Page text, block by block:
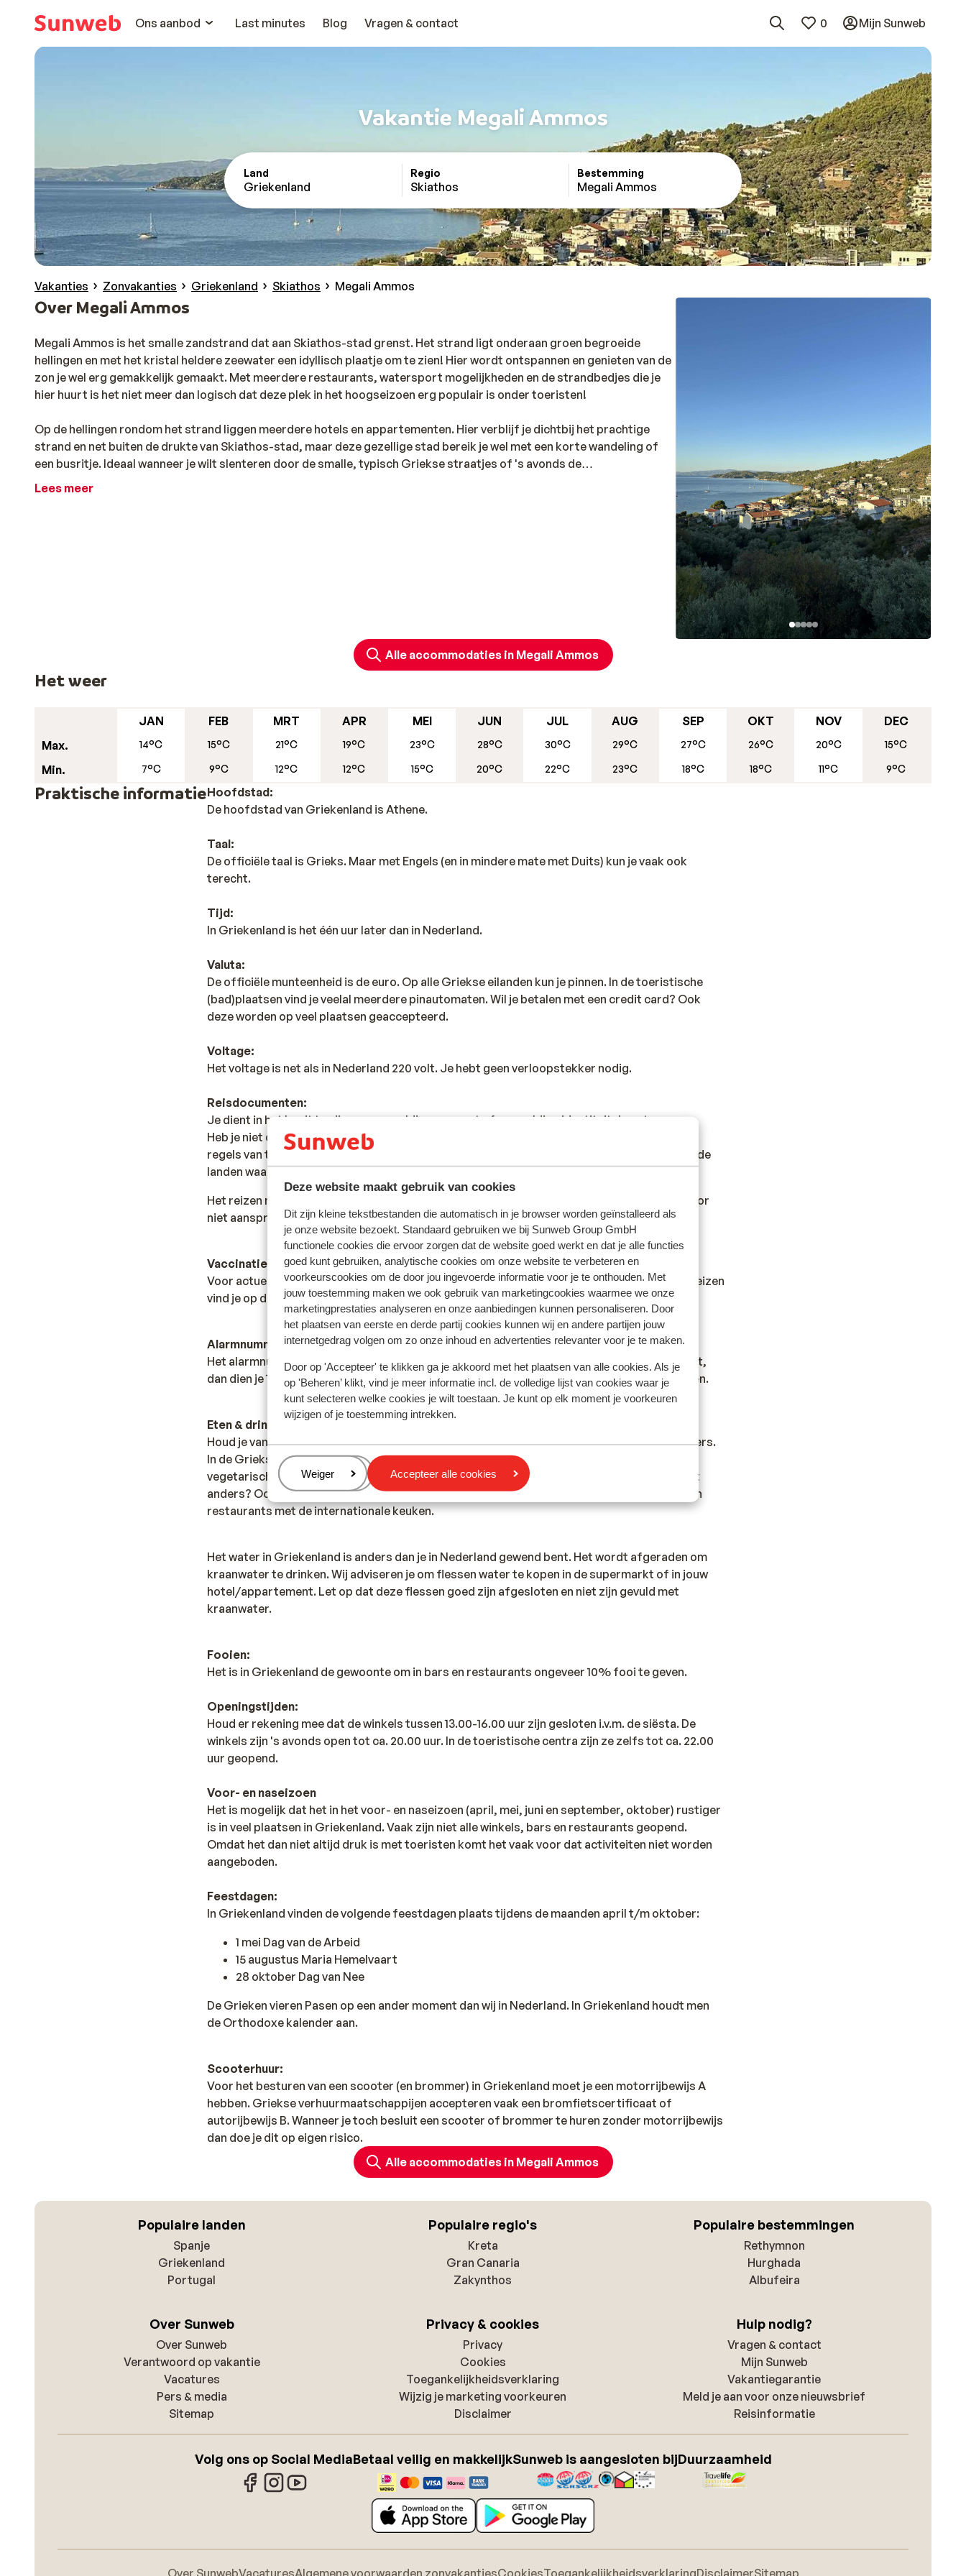
Deze website maakt gebruik van cookies
Dit zijn kleine tekstbestanden die automatisch in je browser worden geïnstalleerd als
je onze website bezoekt. Standaard gebruiken we bij Sunweb Group GmbH
functionele cookies die ervoor zorgen dat de website goed werkt en dat je alle functies
goed kunt gebruiken, analytische cookies om onze website te verbeteren en
voorkeurscookies om de door jou ingevoerde informatie voor je te onthouden. Met
jouw toestemming maken we ook gebruik van marketingcookies waarmee we onze
marketingprestaties analyseren en onze aanbiedingen kunnen personaliseren. Door
het plaatsen van eerste en derde partij cookies kunnen wij en andere partijen jouw
internetgedrag volgen om zo onze inhoud en advertenties relevanter voor je te maken.
Door op 'Accepteer' te klikken ga je akkoord met het plaatsen van alle cookies. Als je
op 'Beheren’ klikt, vind je meer informatie incl. de volledige lijst van cookies waar je
kunt selecteren welke cookies je wilt toestaan. Je kunt op elk moment je voorkeuren
wijzigen of je toestemming intrekken.
Beheren
Weiger Accepteer alle cookies
Ons aanbod
Last minutes Blog Vragen & contact 0 Mijn Sunweb
Vakantie Megali Ammos
Land
Griekenland
Regio
Skiathos
Bestemming
Megali Ammos
Vakanties Zonvakanties Griekenland Skiathos Megali Ammos
Over Megali Ammos
Megali Ammos is het smalle zandstrand dat aan Skiathos-stad grenst. Het strand ligt onderaan groen begroeide
hellingen en met het kristal heldere zeewater een idyllisch plaatje om te zien! Hier wordt ontspannen en genieten van de
zon je wel erg gemakkelijk gemaakt. Met meerdere restaurants, watersport mogelijkheden en de strandbedjes die je
hier huurt is het niet meer dan logisch dat deze plek in het hoogseizoen erg populair is onder toeristen!
Op de hellingen rondom het strand liggen meerdere hotels en appartementen. Hier verblijf je dichtbij het prachtige
strand en net buiten de drukte van Skiathos-stad, maar deze gezellige stad bereik je wel met een korte wandeling of
een busritje. Ideaal wanneer je wilt slenteren door de smalle, typisch Griekse straatjes of 's avonds de
uitgaansgelegenheden op wilt zoeken.
Lees meer
Alle accommodaties in Megali Ammos
Het weer
Max.
Min.
JAN
14°C
7°C
FEB
15°C
9°C
MRT
21°C
12°C
APR
19°C
12°C
MEI
23°C
15°C
JUN
28°C
20°C
JUL
30°C
22°C
AUG
29°C
23°C
SEP
27°C
18°C
OKT
26°C
18°C
NOV
20°C
11°C
DEC
15°C
9°C
Praktische informatieHoofdstad:
De hoofdstad van Griekenland is Athene.
Taal:
De officiële taal is Grieks. Maar met Engels (en in mindere mate met Duits) kun je vaak ook
terecht.
Tijd:
In Griekenland is het één uur later dan in Nederland.
Valuta:
De officiële munteenheid is de euro. Op alle Griekse eilanden kun je pinnen. In de toeristische
(bad)plaatsen vind je veelal meerdere pinautomaten. Wil je betalen met een credit card? Ook
deze worden op veel plaatsen geaccepteerd.
Voltage:
Het voltage is net als in Nederland 220 volt. Je hebt geen verloopstekker nodig.
Reisdocumenten:
Je dient in het bezit te zijn van een geldig paspoort of een geldige identiteitskaart.
Heb je niet de Nederlandse nationaliteit, dan is het belangrijk om na te vragen of er andere
regels van toepassing zijn. Dit vraag je na bij de ambassade van het land waar je heen wilt en de
landen waar je doorheen reist.
Het reizen met de juiste documenten is jouw eigen verantwoordelijkheid. Sunweb kan hiervoor
niet aansprakelijk worden gesteld.
Vaccinatie:
Voor actuele informatie betreffende vaccinaties en andere gegevens over gezondheid en reizen
vind je op de site van LCR: https://www.lcr.nl/.
Alarmnummer:
Het alarmnummer in Griekenland voor de politie is 100. Wanneer je een ambulance nodig hebt,
dan dien je 166 te bellen. Let op, deze alarmnummers mag je alleen gebruiken bij noodgevallen.
Eten & drinken:
Houd je van lekker eten? In Griekenland ben je aan het juiste adres. De Griekse keuken is divers.
In de Griekse restaurants vind je zowel vlees- als visgerechten, maar ook smaakvolle
vegetarische gerechten. Denk maar aan Gyros, Mousaka, Calamaris en Tzatziki. Trek in wat
anders? Ook dit is mogelijk. In de toeristische plaatsen tref je een grote hoeveelheid aan van
restaurants met de internationale keuken.
Het water in Griekenland is anders dan je in Nederland gewend bent. Het wordt afgeraden om
kraanwater te drinken. Wij adviseren je om flessen water te kopen in de supermarkt of in jouw
hotel/appartement. Let op dat deze flessen goed zijn afgesloten en niet zijn gevuld met
kraanwater.
Fooien:
Het is in Griekenland de gewoonte om in bars en restaurants ongeveer 10% fooi te geven.
Openingstijden:
Houd er rekening mee dat de winkels tussen 13.00-16.00 uur zijn gesloten i.v.m. de siësta. De
winkels zijn 's avonds open tot ca. 20.00 uur. In de toeristische centra zijn ze zelfs tot ca. 22.00
uur geopend.
Voor- en naseizoen
Het is mogelijk dat het in het voor- en naseizoen (april, mei, juni en september, oktober) rustiger
is in veel plaatsen in Griekenland. Vaak zijn niet alle winkels, bars en restaurants geopend.
Omdat het dan niet altijd druk is met toeristen komt het vaak voor dat activiteiten niet worden
aangeboden.
Feestdagen:
In Griekenland vinden de volgende feestdagen plaats tijdens de maanden april t/m oktober:
1 mei Dag van de Arbeid
15 augustus Maria Hemelvaart
28 oktober Dag van Nee
De Grieken vieren Pasen op een ander moment dan wij in Nederland. In Griekenland houdt men
de Orthodoxe kalender aan.
Scooterhuur:
Voor het besturen van een scooter (en brommer) in Griekenland moet je een motorrijbewijs A
hebben. Griekse verhuurmaatschappijen accepteren vaak een bromfietscertificaat of
autorijbewijs B. Wanneer je toch besluit een scooter of brommer te huren zonder motorrijbewijs
dan doe je dit op eigen risico.
Alle accommodaties in Megali Ammos
Populaire landen
Spanje
Griekenland
Portugal
Populaire regio's
Kreta
Gran Canaria
Zakynthos
Populaire bestemmingen
Rethymnon
Hurghada
Albufeira
Over Sunweb
Over Sunweb
Verantwoord op vakantie
Vacatures
Pers & media
Sitemap
Privacy & cookies
Privacy
Cookies
Toegankelijkheidsverklaring
Wijzig je marketing voorkeuren
Disclaimer
Hulp nodig?
Vragen & contact
Mijn Sunweb
Vakantiegarantie
Meld je aan voor onze nieuwsbrief
Reisinformatie
Volg ons op Social MediaBetaal veilig en makkelijkSunweb is aangesloten bijDuurzaamheid